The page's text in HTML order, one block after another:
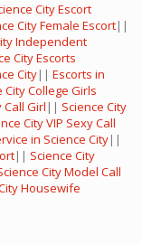
City Escort
City Female Escort||
Independent
City Escorts
City|| Escorts in
City College Girls
Call Girl || Science City
City VIP Sexy Call
in Science City||
|| Science City
City Model Call
Housewife